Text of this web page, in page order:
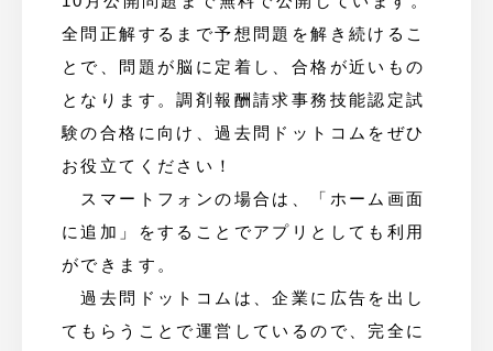
全問正解するまで予想問題を解き続けるこ
とで、問題が脳に定着し、合格が近いもの
となります。調剤報酬請求事務技能認定試
験の合格に向け、過去問ドットコムをぜひ
お役立てください！
スマートフォンの場合は、「ホーム画面
に追加」をすることでアプリとしても利用
ができます。
過去問ドットコムは、企業に広告を出し
てもらうことで運営しているので、完全に